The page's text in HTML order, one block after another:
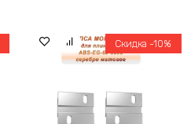
Скидка -10%